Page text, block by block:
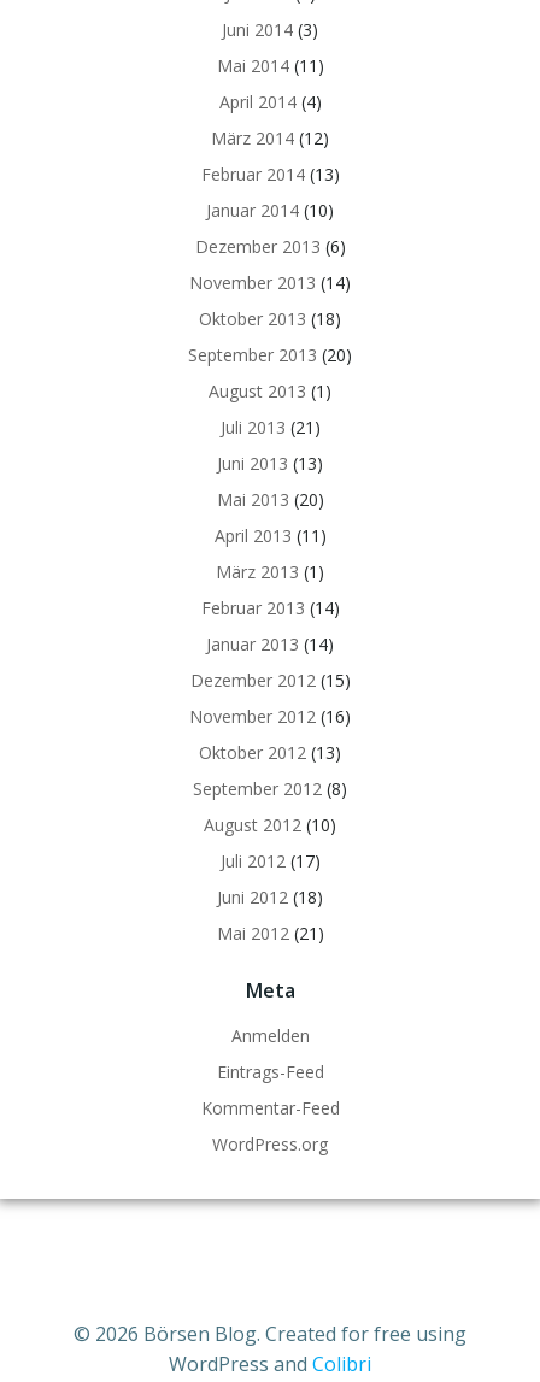
Juni 2014 (3)
Mai 2014(11)
April 2014(4)
März 2014 (12)
Februar 2014(13)
Januar 2014 (10)
Dezember 2013 (6)
November 2013 (14)
Oktober 2013 (18)
September 2013 (20)
August 2013 (1)
Juli 2013 (21)
Juni 2013 (13)
Mai 2013 (20)
April 2013 (11)
März 2013 (1)
Februar 2013 (14)
Januar 2013 (14)
Dezember 2012(15)
November 2012 (16)
Oktober 2012 (13)
September 2012 (8)
August 2012 (10)
Juli 2012(17)
Juni 2012 (18)
Mai 2012(21)
Meta
Anmelden
Eintrags-Feed
Kommentar-Feed
WordPress.org
© 2026 Börsen Blog. Created for free using
WordPress and Colibri